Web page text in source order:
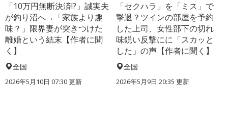
「10万円無断決済!?」誠実夫
が釣り沼へ→「家族より趣
味？」限界妻が突きつけた
離婚という結末【作者に聞
く】
全国
2026年5月10日 07:30 更新
「セクハラ」を「ミス」で
撃退？ツインの部屋を予約
した上司、女性部下の切れ
味鋭い反撃にに「スカッと
した」の声【作者に聞く】
全国
2026年5月9日 20:35 更新